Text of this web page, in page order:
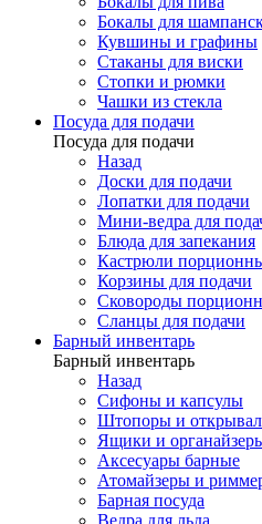
Бокалы для
Кувшины и графины
Стаканы для виски
Стопки и рюмки
Чашки из стекла
Посуда для подачи
Посуда для подачи
Назад
Доски для подачи
Лопатки для подачи
Мини-ведра для
Блюда для запекания
Кастрюли
Корзины для подачи
Сковороды
Сланцы для подачи
Барный инвентарь
Барный инвентарь
Назад
Сифоны и капсулы
Штопоры и
Ящики и
Аксесуары барные
Атомайзеры и
Барная посуда
Ведра для льда